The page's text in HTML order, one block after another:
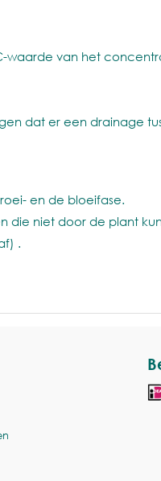
waarde van het
dat er een drainage
en de bloeifase.
die niet door de plant
.